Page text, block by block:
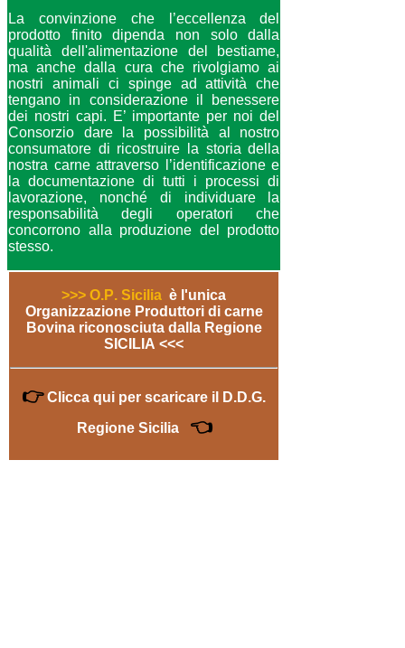
La convinzione che l’eccellenza del
prodotto finito dipenda non solo dalla
qualità dell'alimentazione del bestiame,
ma anche dalla cura che rivolgiamo ai
nostri animali ci spinge ad attività che
tengano in considerazione il benessere
dei nostri capi. E’ importante per noi del
Consorzio dare la possibilità al nostro
consumatore di ricostruire la storia della
nostra carne attraverso l’identificazione e
la documentazione di tutti i processi di
lavorazione, nonché di individuare la
responsabilità degli operatori che
concorrono alla produzione del prodotto
stesso.
>>> O.P. Sicilia è l'unica
Organizzazione Produttori di carne
Bovina riconosciuta dalla Regione
SICILIA <<<
👉 Clicca qui per scaricare il D.D.G.
Regione Sicilia
👈